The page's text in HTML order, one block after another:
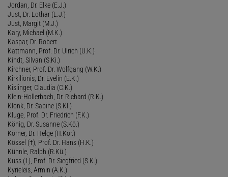
Jordan, Dr. Elke (E.J.)
Just, Dr. Lothar (L.J.)
Just, Margit (M.J.)
Kary, Michael (M.K.)
Kaspar, Dr. Robert
Kattmann, Prof. Dr. Ulrich (U.K.)
Kindt, Silvan (S.Ki.)
Kirchner, Prof. Dr. Wolfgang (W.K.)
Kirkilionis, Dr. Evelin (E.K.)
Kislinger, Claudia (C.K.)
Klein-Hollerbach, Dr. Richard (R.K.)
Klonk, Dr. Sabine (S.Kl.)
Kluge, Prof. Dr. Friedrich (F.K.)
König, Dr. Susanne (S.Kö.)
Körner, Dr. Helge (H.Kör.)
Kössel (†), Prof. Dr. Hans (H.K.)
Kühnle, Ralph (R.Kü.)
Kuss (†), Prof. Dr. Siegfried (S.K.)
Kyrieleis, Armin (A.K.)